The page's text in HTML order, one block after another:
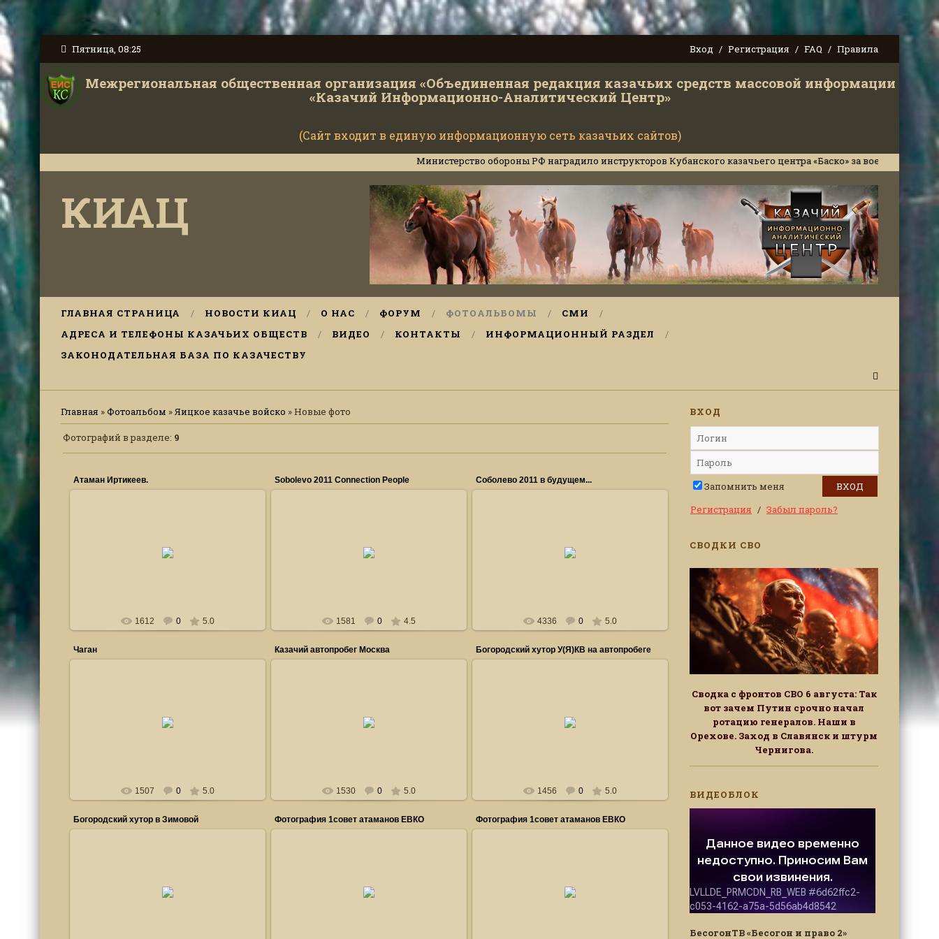
Пятница, 08:25 Вход Регистрация FAQ Правила
Межрегиональная общественная организация «Объединенная редакция казачьих средств массовой информации
«Казачий Информационно-Аналитический Центр»
(Сайт входит в единую информационную сеть казачьих сайтов)
Министерство обороны РФ наградило инструкторов Кубанского казачьего центра «Баско» за военное
КИАЦ
ГЛАВНАЯ СТРАНИЦА НОВОСТИ КИАЦ О НАС ФОРУМ ФОТОАЛЬБОМЫ
СМИ
АДРЕСА И ТЕЛЕФОНЫ КАЗАЧЬИХ ОБЩЕСТВ
ВИДЕО КОНТАКТЫ
ИНФОРМАЦИОННЫЙ РАЗДЕЛ
ЗАКОНОДАТЕЛЬНАЯ БАЗА ПО КАЗАЧЕСТВУ
Главная »Фотоальбом »Яицкое казачье войско » Новые фото
Фотографий в разделе: 9
Атаман Иртикеев.
Поздравление .
1612 0 5.0
Sobolevo 2011 Connection People
скоро
1581 0 4.5
Соболево 2011 в будущем...
Рисунок художницы из г.Саратов
4336 0 5.0
Чаган
1507 0 5.0
Казачий автопробег Москва
1530 0 5.0
Богородский хутор У(Я)КВ на автопробеге
сайт Горынычъ ру
1456 0 5.0
Богородский хутор в Зимовой Фотография 1совет атаманов ЕВКО
совет атаманов ЕВКО в Красноярске
Фотография 1совет атаманов ЕВКО
совет атаманов ЕВКО в Красноярске
ВХОД
Запомнить меня
Регистрация
Забыл пароль?
СВОДКИ СВО
Сводка с фронтов СВО 6 августа: Так
вот зачем Путин срочно начал
ротацию генералов. Наши в
Орехове. Заход в Славянск и штурм
Чернигова.
ВИДЕОБЛОК
БесогонТВ «Бесогон и право 2»